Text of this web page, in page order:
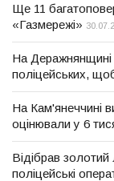
Ще 11
«Газмережі»
На Деражнянщині
поліцейських,
На Кам'янеччині
оцінювали у 6
Відібрав
поліцейські